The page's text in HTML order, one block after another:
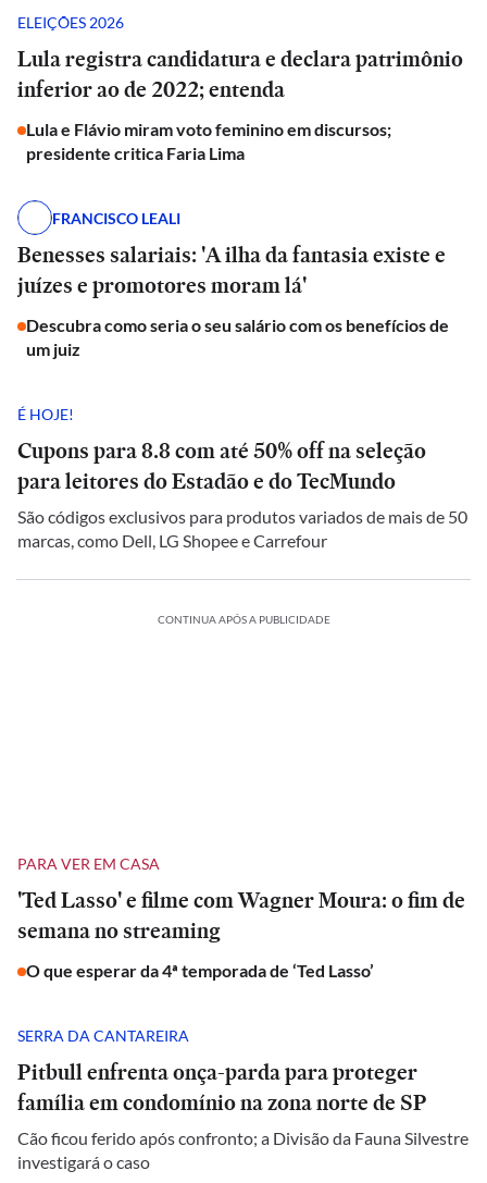
ELEIÇÕES 2026
Lula registra candidatura e declara patrimônio
inferior ao de 2022; entenda
Lula e Flávio miram voto feminino em discursos;
presidente critica Faria Lima
FRANCISCO LEALI
Benesses salariais: 'A ilha da fantasia existe e
juízes e promotores moram lá'
Descubra como seria o seu salário com os benefícios de
um juiz
É HOJE!
Cupons para 8.8 com até 50% off na seleção
para leitores do Estadão e do TecMundo
São códigos exclusivos para produtos variados de mais de 50
marcas, como Dell, LG Shopee e Carrefour
CONTINUA APÓS A PUBLICIDADE
PARA VER EM CASA
'Ted Lasso' e filme com Wagner Moura: o fim de
semana no streaming
O que esperar da 4ª temporada de ‘Ted Lasso’
SERRA DA CANTAREIRA
Pitbull enfrenta onça-parda para proteger
família em condomínio na zona norte de SP
Cão ficou ferido após confronto; a Divisão da Fauna Silvestre
investigará o caso